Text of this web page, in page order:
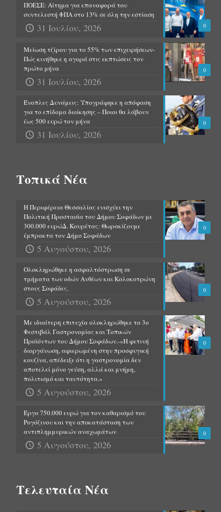
0
ΠΟΕΣΕ: Αίτημα για επαναφορά του
συντελεστή ΦΠΑ στο 13% σε όλη την εστίαση
31 Ιουλίου, 2026
0
Μείωση τζίρου για το 55% των επιχειρήσεων-
Πώς κινήθηκε η αγορά στις εκπτώσεις τον
πρώτο μήνα
31 Ιουλίου, 2026
0
Ένοπλες Δυνάμεις: Υπογράφηκε η απόφαση
για το επίδομα διοίκησης – Ποιοι θα λάβουν
έως 500 ευρώ τον μήνα
31 Ιουλίου, 2026
Τοπικά Νέα
0
Η Περιφέρεια Θεσσαλίας ενισχύει την
Πολιτική Προστασία του Δήμου Σοφάδων με
300.000 ευρώΔ. Κουρέτας: Θωρακίζουμε
έμπρακτα τον Δήμο Σοφάδων
5 Αυγούστου, 2026
0
Ολοκληρώθηκε η ασφαλτόστρωση σε
τμήματα των οδών Ανθέων και Κολοκοτρώνη
στους Σοφάδες.
5 Αυγούστου, 2026
0
Με ιδιαίτερη επιτυχία ολοκληρώθηκε το 3ο
Φεστιβάλ Γαστρονομίας και Τοπικών
Προϊόντων του Δήμου Σοφάδων.-«Η φετινή
διοργάνωση, αφιερωμένη στην προσφυγική
κουζίνα, απέδειξε ότι η γαστρονομία δεν
αποτελεί μόνο γεύση, αλλά και μνήμη,
πολιτισμό και ταυτότητα.»
5 Αυγούστου, 2026
0
Έργο 750.000 ευρώ για τον καθαρισμό του
Ρογόζινου και την αποκατάσταση των
αντιπλημμυρικών αναχωμάτων
5 Αυγούστου, 2026
Τελευταία Νέα